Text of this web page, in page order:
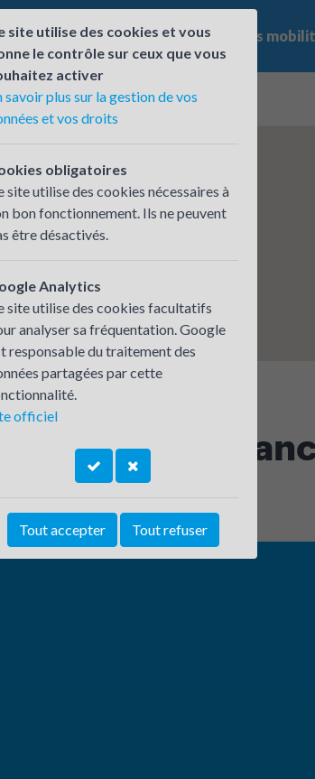
Qui participe ? Les offres
Site de
site utilise des cookies et vous
le contrôle sur ceux que vous
activer
savoir plus sur la gestion de vos
et vos droits
obligatoires
site utilise des cookies nécessaires à
bon fonctionnement. Ils ne peuvent
être désactivés.
Analytics
site utilise des cookies facultatifs
analyser sa fréquentation. Google
responsable du traitement des
partagées par cette
officiel
Tout accepter Tout refuser